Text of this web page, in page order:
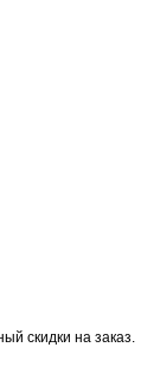
скидки на заказ.